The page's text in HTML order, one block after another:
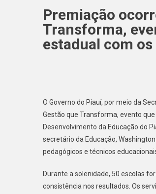
Premiação
Transforma,
estadual com
O Governo do Piauí, por meio da
Gestão que Transforma, evento
Desenvolvimento da Educação do
secretário da Educação,
pedagógicos e técnicos
Durante a solenidade, 50 escolas
consistência nos resultados. Os